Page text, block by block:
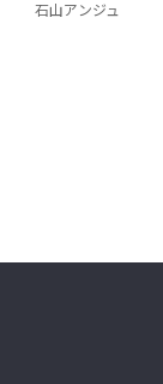
石山アンジュ